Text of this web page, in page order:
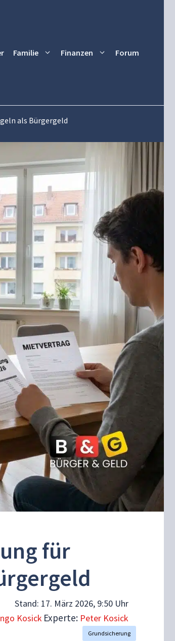
Familie Finanzen Forum
als Bürgergeld
für
Stand: 17. März 2026, 9:50 Uhr
Kosick Experte: Peter Kosick
Grundsicherung